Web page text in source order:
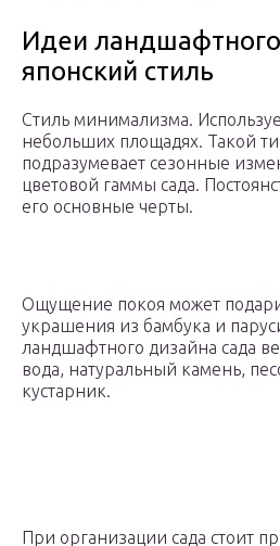
Идеи
японский стиль
Стиль минимализма.
небольших площадях. Такой
подразумевает сезонные
цветовой гаммы сада.
его основные черты.
Ощущение покоя может
украшения из бамбука и
ландшафтного дизайна сада
вода, натуральный камень,
кустарник.
При организации сада стоит